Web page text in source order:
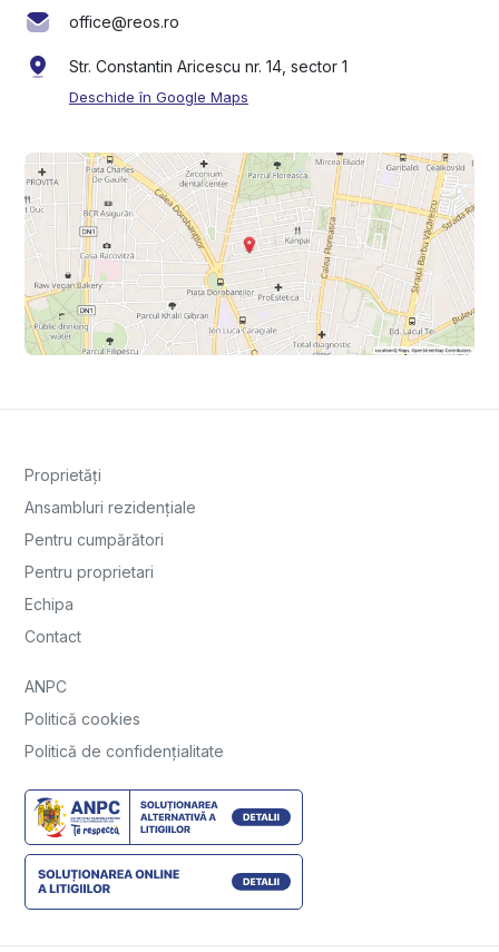
office@reos.ro
Str. Constantin Aricescu nr. 14, sector 1
Deschide în Google Maps
Proprietăți
Ansambluri rezidențiale
Pentru cumpărători
Pentru proprietari
Echipa
Contact
ANPC
Politică cookies
Politică de confidențialitate